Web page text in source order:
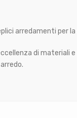
arredamenti per
di